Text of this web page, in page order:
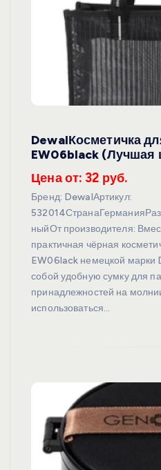
DewalКосметичка
EW06black (Лучшая
Цена от: 32 руб.
Бренд: DewalАртикул:
ныйОт производителя:
практичная чёрная
EW06lack немецкой марки
собой удобную сумку для
принадлежностей на
использоваться…